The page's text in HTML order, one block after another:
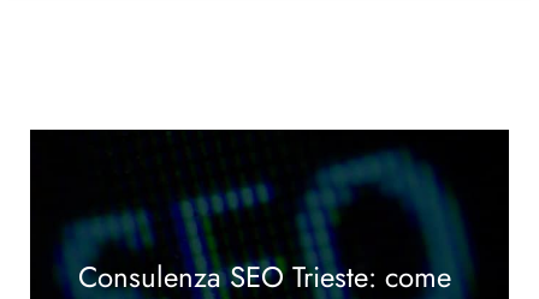
Consulenza SEO Trieste: come